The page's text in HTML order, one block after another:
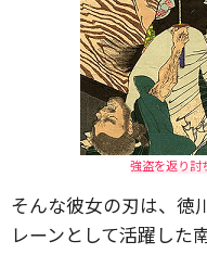
強盗を返り討
そんな彼女の刃は、徳
レーンとして活躍した